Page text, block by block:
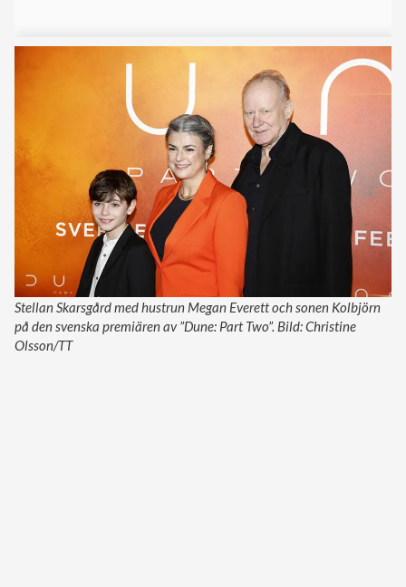
Stellan Skarsgård med hustrun Megan Everett och sonen Kolbjörn
på den svenska premiären av ”Dune: Part Two”. Bild: Christine
Olsson/TT